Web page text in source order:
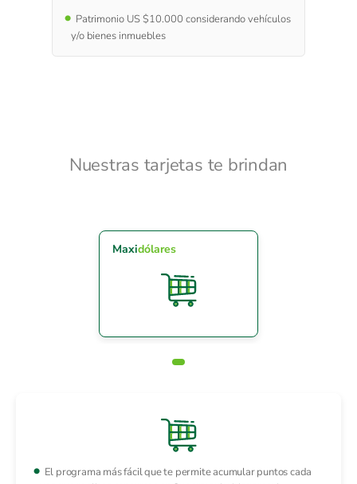
Patrimonio US $10.000 considerando vehículos
y/o bienes inmuebles
Nuestras tarjetas te brindan
Maxidólares
El programa más fácil que te permite acumular puntos cada